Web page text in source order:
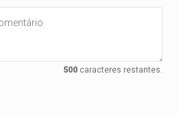
500 caracteres restantes.